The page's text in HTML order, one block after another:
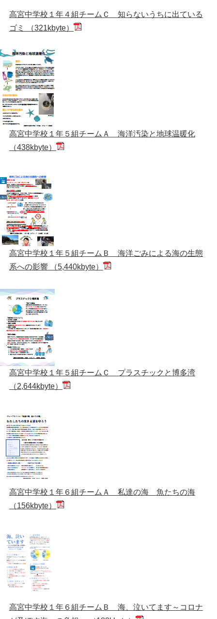
高宮中学校１年４組チームＣ 知らないうちに出ている
ゴミ （321kbyte）
高宮中学校１年５組チームＡ 海洋汚染と地球温暖化
（438kbyte）
高宮中学校１年５組チームＢ 海洋ごみによる海の生態
系への影響 （5,440kbyte）
高宮中学校１年５組チームＣ プラスチックと博多湾
（2,644kbyte）
高宮中学校１年６組チームＡ 私達の海 魚たちの海
（156kbyte）
高宮中学校１年６組チームＢ 海、泣いてます～コロナ